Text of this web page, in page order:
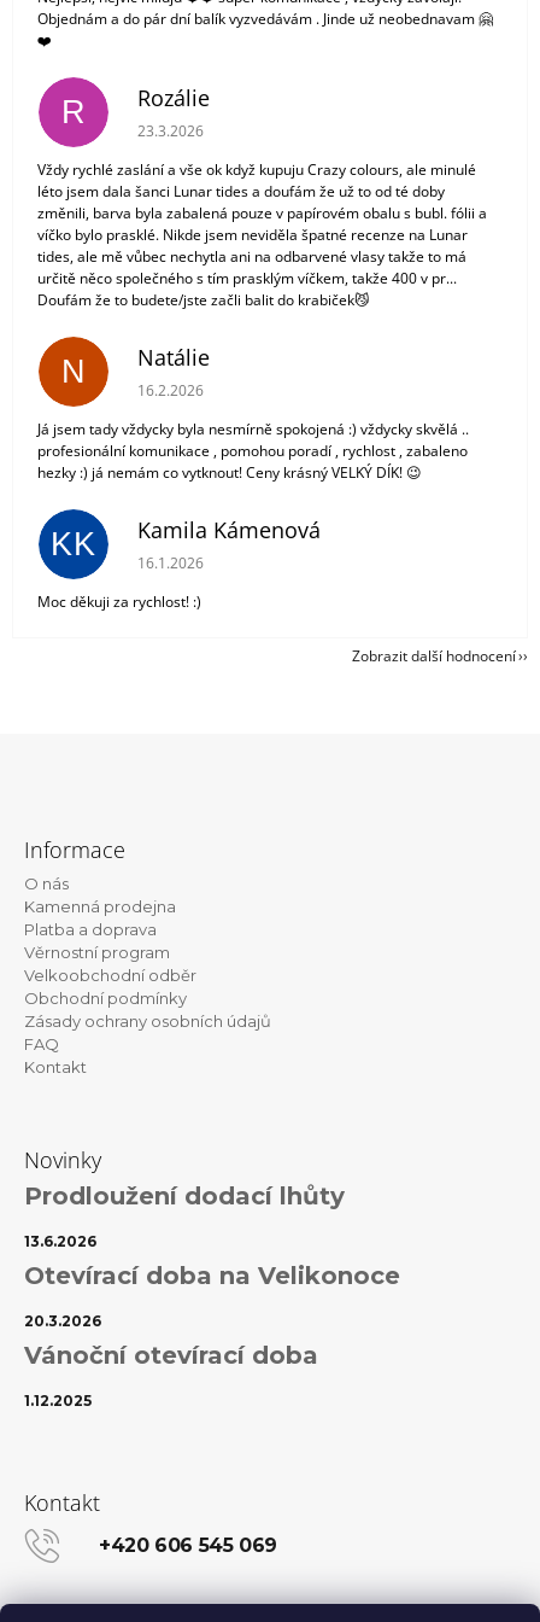
Objednám a do pár dní balík vyzvedávám . Jinde už neobednavam 🤗
❤️
R Rozálie
Hodnocení obchodu je 3 z 5 hvězdiček.
23.3.2026
Vždy rychlé zaslání a vše ok když kupuju Crazy colours, ale minulé
léto jsem dala šanci Lunar tides a doufám že už to od té doby
změnili, barva byla zabalená pouze v papírovém obalu s bubl. fólii a
víčko bylo prasklé. Nikde jsem neviděla špatné recenze na Lunar
tides, ale mě vůbec nechytla ani na odbarvené vlasy takže to má
určitě něco společného s tím prasklým víčkem, takže 400 v pr...
Doufám že to budete/jste začli balit do krabiček😼
N Natálie
Hodnocení obchodu je 5 z 5 hvězdiček.
16.2.2026
Já jsem tady vždycky byla nesmírně spokojená :) vždycky skvělá ..
profesionální komunikace , pomohou poradí , rychlost , zabaleno
hezky :) já nemám co vytknout! Ceny krásný VELKÝ DÍK! 😉
KK Kamila Kámenová
Hodnocení obchodu je 5 z 5 hvězdiček.
16.1.2026
Moc děkuji za rychlost! :)
Zobrazit další hodnocení
Informace
O nás
Kamenná prodejna
Platba a doprava
Věrnostní program
Velkoobchodní odběr
Obchodní podmínky
Zásady ochrany osobních údajů
FAQ
Kontakt
Novinky
Prodloužení dodací lhůty
13.6.2026
Otevírací doba na Velikonoce
20.3.2026
Vánoční otevírací doba
1.12.2025
Kontakt
+420 606 545 069